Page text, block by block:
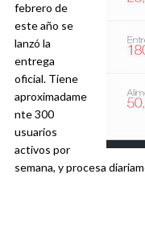
febrero de
este año se
lanzó la
entrega
oficial. Tiene
aproximadame
nte 300
usuarios
activos por
semana, y procesa